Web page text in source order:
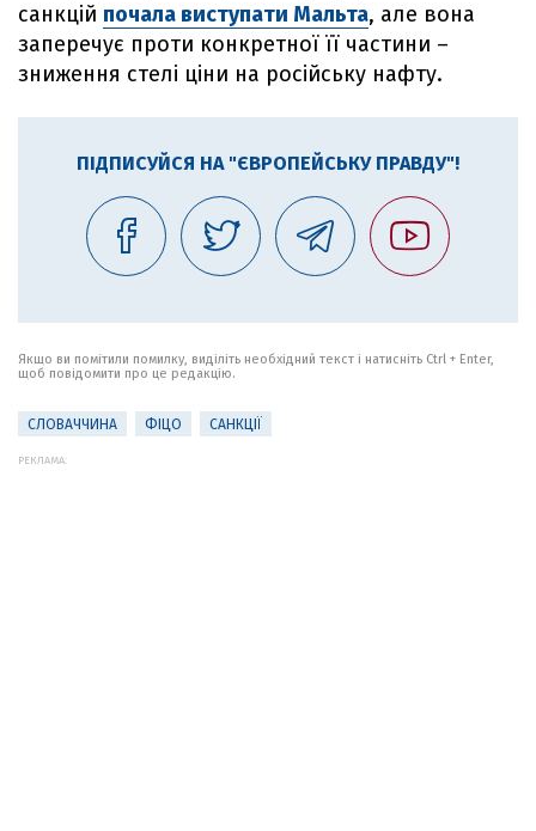
санкцій почала виступати Мальта, але вона
заперечує проти конкретної її частини –
зниження стелі ціни на російську нафту.
ПІДПИСУЙСЯ НА "ЄВРОПЕЙСЬКУ ПРАВДУ"!
Якщо ви помітили помилку, виділіть необхідний текст і натисніть Ctrl + Enter,
щоб повідомити про це редакцію.
СЛОВАЧЧИНА ФІЦО САНКЦІЇ
РЕКЛАМА: